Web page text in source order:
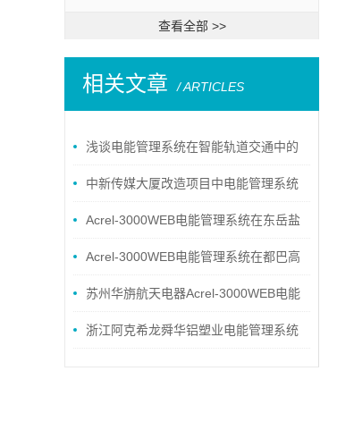
查看全部 >>
相关文章 / ARTICLES
浅谈电能管理系统在智能轨道交通中的
设计与应用
中新传媒大厦改造项目中电能管理系统
的应用
Acrel-3000WEB电能管理系统在东岳盐
业的应用
Acrel-3000WEB电能管理系统在都巴高
速的应用
苏州华旃航天电器Acrel-3000WEB电能
管理系统的设计及应用
浙江阿克希龙舜华铝塑业电能管理系统